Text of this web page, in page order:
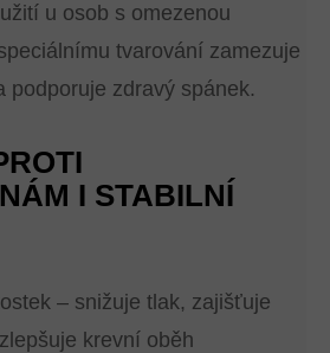
u osob s omezenou
tvarování zamezuje
podporuje zdravý spánek.
I STABILNÍ
– snižuje tlak, zajišťuje
krevní oběh